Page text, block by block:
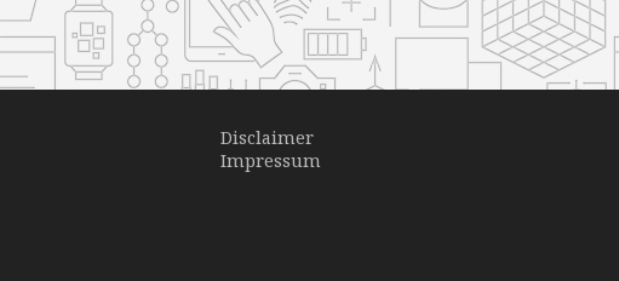
Disclaimer
Impressum